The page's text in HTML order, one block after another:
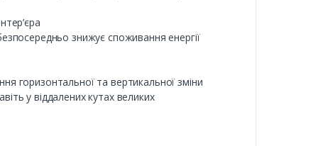
знижує споживання енергії
горизонтальної та вертикальної зміни
у віддалених кутах великих